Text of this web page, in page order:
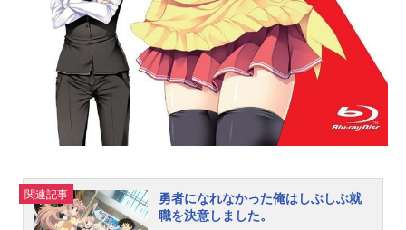
と戦う魔法使い』たちと紡ぐ物語。
作品名魔法使いの約束スケジュール2
019年11月26日（火）配信キャスト
【中央の国】オズ：近藤隆アーサ
ー：田丸篤志カイン：神原大地リ
ケ：永野由祐【北の国】スノウ：鈴
木千尋ホワイト：寺島拓篤ミス...
関連記事
勇者になれなかった俺はしぶしぶ就
職を決意しました。